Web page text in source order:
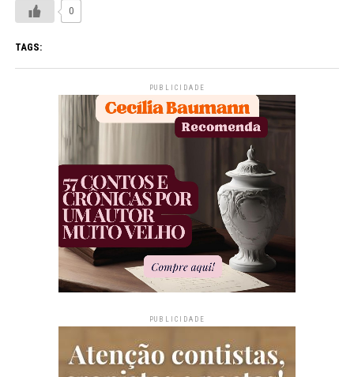
0
TAGS:
PUBLICIDADE
PUBLICIDADE